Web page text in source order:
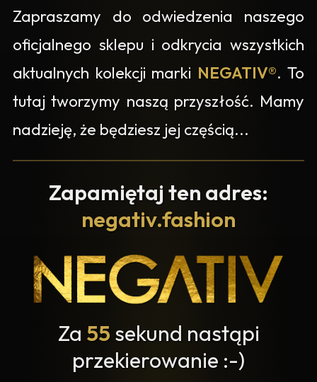
Zapraszamy do odwiedzenia naszego
oficjalnego sklepu i odkrycia wszystkich
aktualnych kolekcji marki NEGATIV®. To
tutaj tworzymy naszą przyszłość. Mamy
nadzieję, że będziesz jej częścią...
Zapamiętaj ten adres:
negativ.fashion
Za 55 sekund nastąpi
przekierowanie :-)